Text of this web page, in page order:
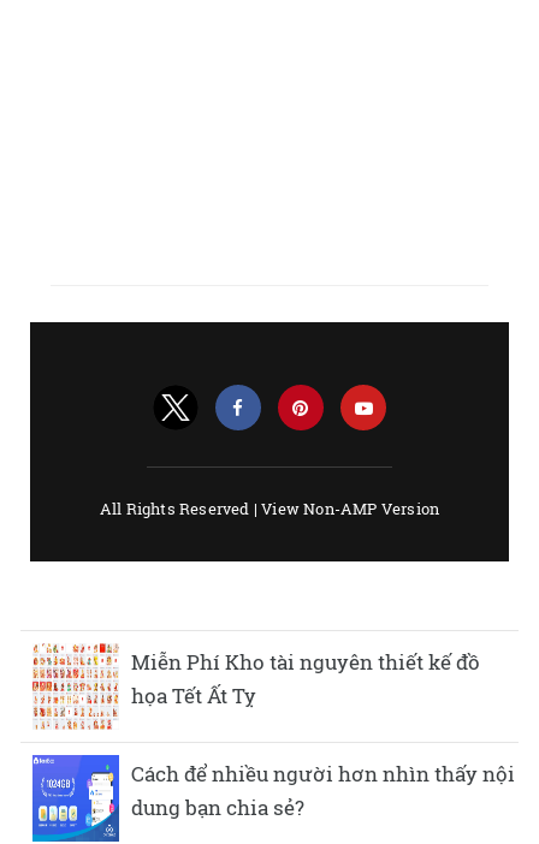
Miễn Phí Kho tài nguyên thiết kế đồ
họa Tết Ất Tỵ
Cách để nhiều người hơn nhìn thấy nội
dung bạn chia sẻ?